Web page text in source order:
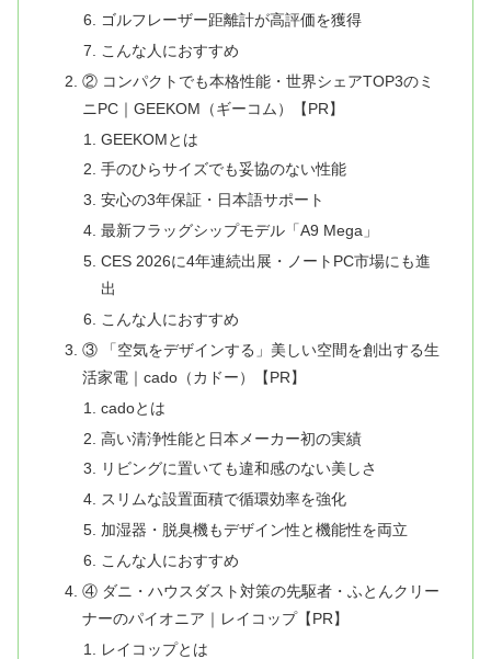
ゴルフレーザー距離計が高評価を獲得
こんな人におすすめ
② コンパクトでも本格性能・世界シェアTOP3のミ
ニPC｜GEEKOM（ギーコム）【PR】
GEEKOMとは
手のひらサイズでも妥協のない性能
安心の3年保証・日本語サポート
最新フラッグシップモデル「A9 Mega」
CES 2026に4年連続出展・ノートPC市場にも進
出
こんな人におすすめ
③ 「空気をデザインする」美しい空間を創出する生
活家電｜cado（カドー）【PR】
cadoとは
高い清浄性能と日本メーカー初の実績
リビングに置いても違和感のない美しさ
スリムな設置面積で循環効率を強化
加湿器・脱臭機もデザイン性と機能性を両立
こんな人におすすめ
④ ダニ・ハウスダスト対策の先駆者・ふとんクリー
ナーのパイオニア｜レイコップ【PR】
レイコップとは